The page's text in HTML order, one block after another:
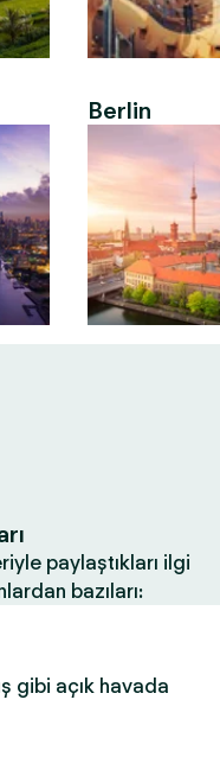
Berlin
paylaştıkları ilgi
bazıları:
gibi açık havada